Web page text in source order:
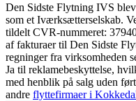
Den Sidste Flytning IVS
som et Iværksætterselskab.
tildelt CVR-nummeret:
af fakturaer til Den Sidste
regninger fra virksomheden
Ja til reklamebeskyttelse,
med henblik på salg uden
andre flyttefirmaer i